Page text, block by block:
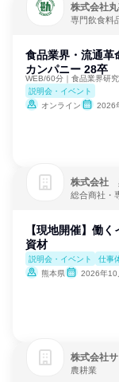
株式会社
専門飲食料
食品業界・流通革
カンパニー 28卒
WEB/60分｜食品業界研
説明会・イベント
オンライン
2026
株式会社
総合商社・
【現地開催】働
資材
説明会・イベント
仕事
熊本県
2026年10
株式会社
農耕業